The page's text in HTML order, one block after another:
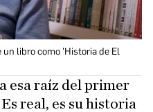
libro como 'Historia de El
esa raíz del primer
real, es su historia